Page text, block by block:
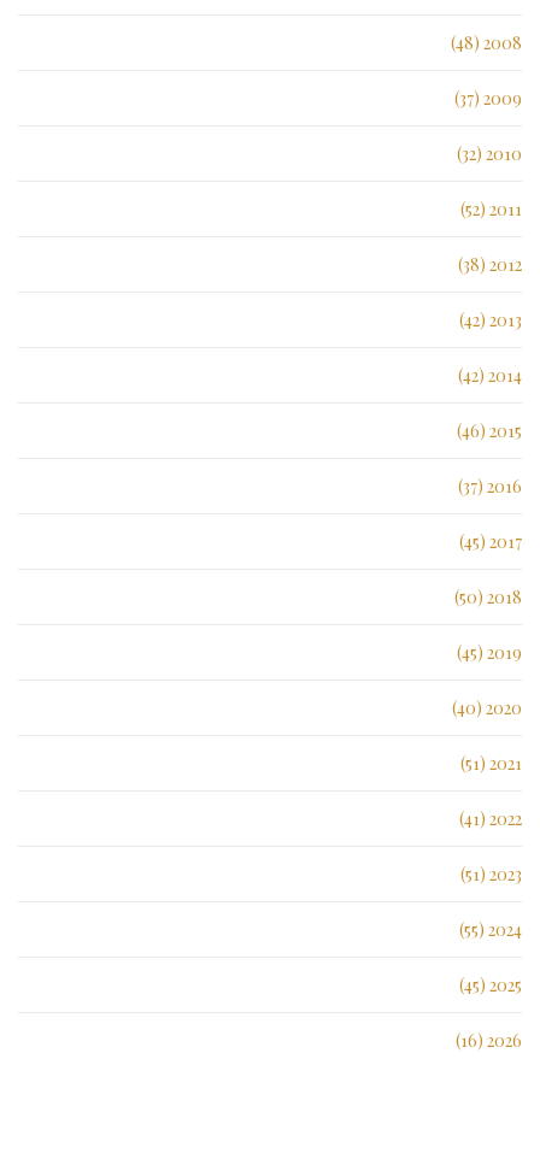
2008 (48)
2009 (37)
2010 (32)
2011 (52)
2012 (38)
2013 (42)
2014 (42)
2015 (46)
2016 (37)
2017 (45)
2018 (50)
2019 (45)
2020 (40)
2021 (51)
2022 (41)
2023 (51)
2024 (55)
2025 (45)
2026 (16)